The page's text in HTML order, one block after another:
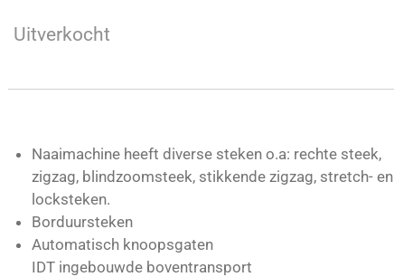
Uitverkocht
Naaimachine heeft diverse steken o.a: rechte steek,
zigzag, blindzoomsteek, stikkende zigzag, stretch- en
locksteken.
Borduursteken
Automatisch knoopsgaten
IDT ingebouwde boventransport